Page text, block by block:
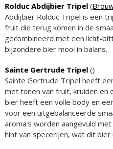
Rolduc Abdijbier Tripel (
Abdijbier Rolduc Tripel is een
fruit die terug komen in de
gecombineerd met een licht-
bijzondere bier mooi in balans.
Sainte Gertrude Tripel ()
Sainte Gertrude Tripel heeft
met tonen van fruit, kruiden
bier heeft een volle body en
voor een uitgebalanceerde
aroma's worden aangevuld
hint van specerijen, wat dit bier